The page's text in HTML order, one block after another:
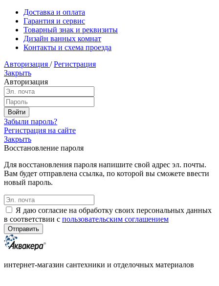
Доставка и оплата
Гарантия и сервис
Товарный знак и реквизиты
Дизайн ванных комнат
Контакты и схема проезда
Авторизация / Регистрация
Закрыть
Авторизация
Забыли пароль?
Регистрация на сайте
Закрыть
Восстановление пароля
Для восстановления пароля напишите свой адрес эл. почты.
Вам будет отправлена ссылка, по которой вы сможете ввести
новый пароль.
Я даю согласие на обработку своих персональных данных
в соответствии с пользовательским соглашением
интернет-магазин сантехники и отделочных материалов